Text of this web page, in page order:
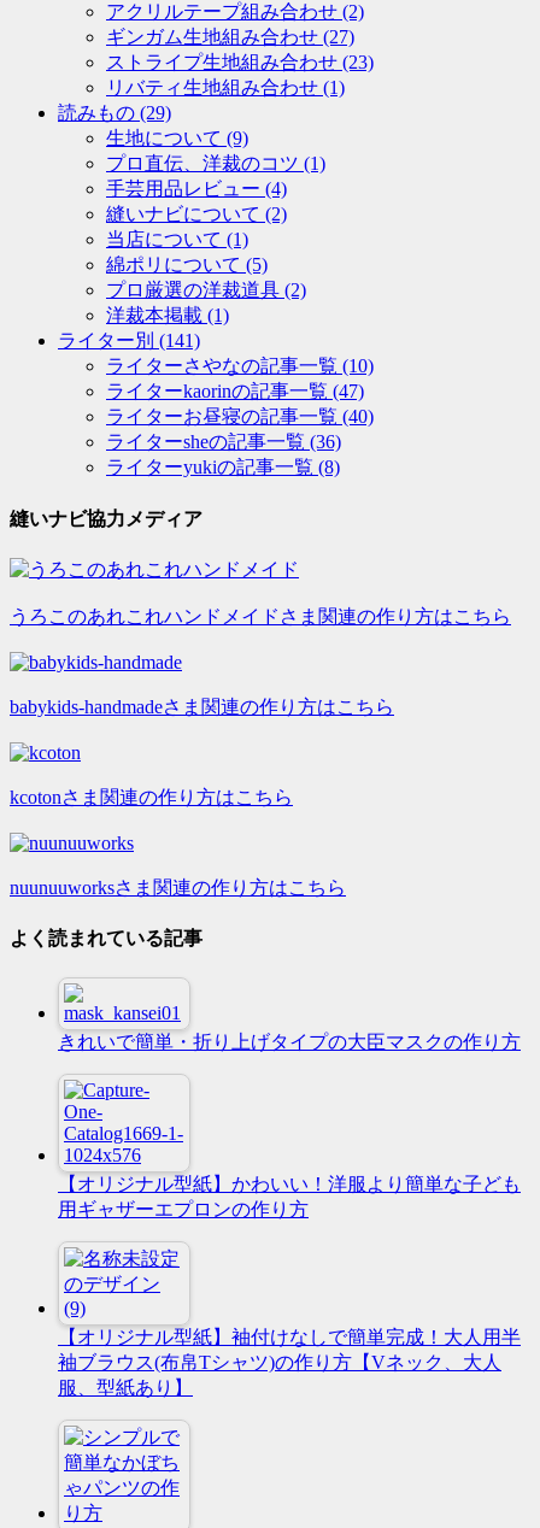
アクリルテープ組み合わせ (2)
ギンガム生地組み合わせ (27)
ストライプ生地組み合わせ (23)
リバティ生地組み合わせ (1)
読みもの (29)
生地について (9)
プロ直伝、洋裁のコツ (1)
手芸用品レビュー (4)
縫いナビについて (2)
当店について (1)
綿ポリについて (5)
プロ厳選の洋裁道具 (2)
洋裁本掲載 (1)
ライター別 (141)
ライターさやなの記事一覧 (10)
ライターkaorinの記事一覧 (47)
ライターお昼寝の記事一覧 (40)
ライターsheの記事一覧 (36)
ライターyukiの記事一覧 (8)
縫いナビ協力メディア
うろこのあれこれハンドメイドさま関連の作り方はこちら
babykids-handmadeさま関連の作り方はこちら
kcotonさま関連の作り方はこちら
nuunuuworksさま関連の作り方はこちら
よく読まれている記事
きれいで簡単・折り上げタイプの大臣マスクの作り方
【オリジナル型紙】かわいい！洋服より簡単な子ども
用ギャザーエプロンの作り方
【オリジナル型紙】袖付けなしで簡単完成！大人用半
袖ブラウス(布帛Tシャツ)の作り方【Vネック、大人
服、型紙あり】